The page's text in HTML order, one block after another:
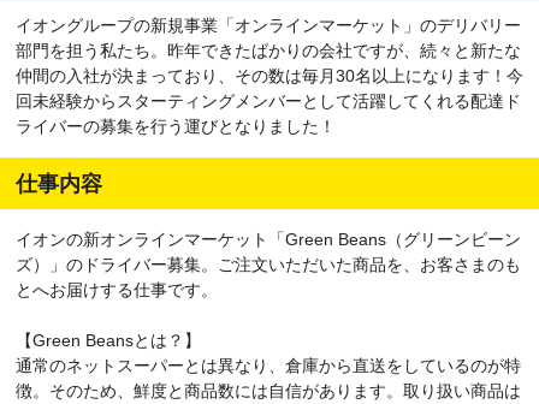
イオングループの新規事業「オンラインマーケット」のデリバリー
部門を担う私たち。昨年できたばかりの会社ですが、続々と新たな
仲間の入社が決まっており、その数は毎月30名以上になります！今
回未経験からスターティングメンバーとして活躍してくれる配達ド
ライバーの募集を行う運びとなりました！
仕事内容
イオンの新オンラインマーケット「Green Beans（グリーンビーン
ズ）」のドライバー募集。ご注文いただいた商品を、お客さまのも
とへお届けする仕事です。
【Green Beansとは？】
通常のネットスーパーとは異なり、倉庫から直送をしているのが特
徴。そのため、鮮度と商品数には自信があります。取り扱い商品は